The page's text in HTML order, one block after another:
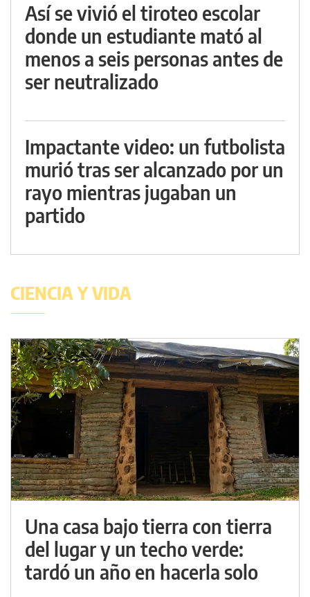
Así se vivió el tiroteo escolar
donde un estudiante mató al
menos a seis personas antes de
ser neutralizado
Impactante video: un futbolista
murió tras ser alcanzado por un
rayo mientras jugaban un
partido
CIENCIA Y VIDA
Una casa bajo tierra con tierra
del lugar y un techo verde:
tardó un año en hacerla solo